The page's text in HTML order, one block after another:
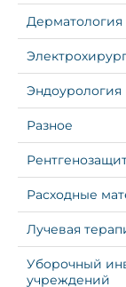
Дерматология
Эндоурология
Разное
Расходные
Лучевая
Уборочный
учреждений